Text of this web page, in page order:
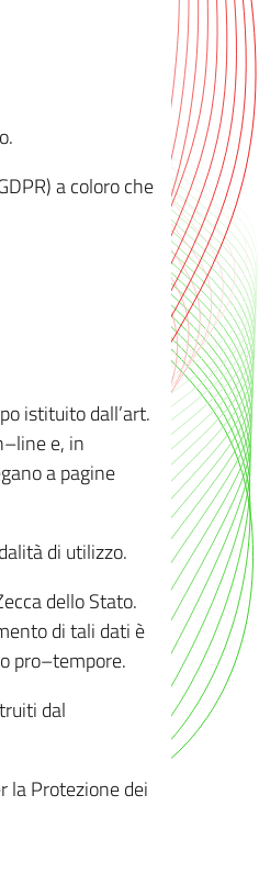
a coloro che
istituito dall’art.
e, in
a pagine
di utilizzo.
dello Stato.
di tali dati è
pro–tempore.
dal
la Protezione dei